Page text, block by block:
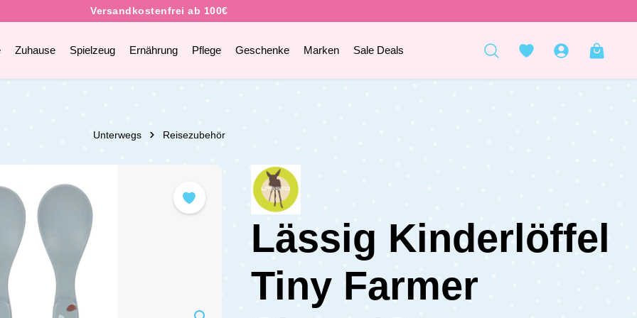
Zuhause Spielzeug Ernährung Pflege Geschenke Marken Sale Deals
Unterwegs Reisezubehör
Lässig Kinderlöffel
Tiny Farmer